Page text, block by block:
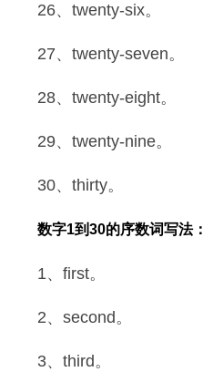
26、twenty-six。
27、twenty-seven。
28、twenty-eight。
29、twenty-nine。
30、thirty。
数字1到30的序数词写法：
1、first。
2、second。
3、third。